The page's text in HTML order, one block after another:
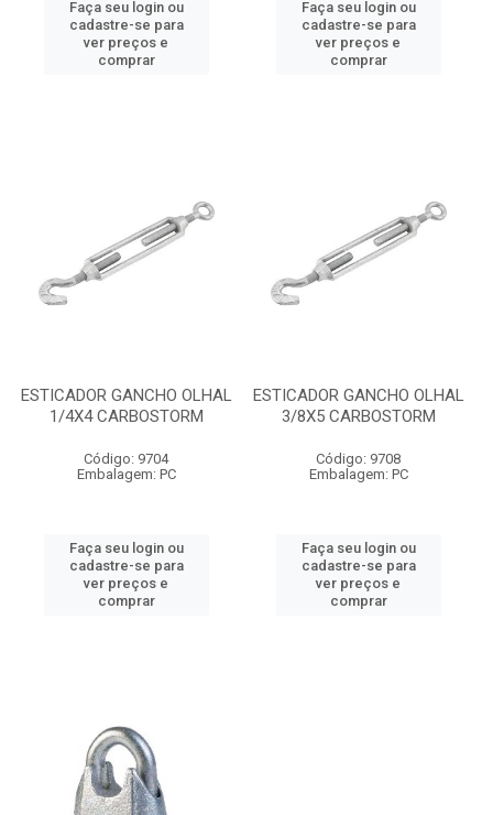
Faça seu login ou
cadastre-se para
ver preços e
comprar
Faça seu login ou
cadastre-se para
ver preços e
comprar
ESTICADOR GANCHO OLHAL
1/4X4 CARBOSTORM
Código: 9704
Embalagem: PC
Faça seu login ou
cadastre-se para
ver preços e
comprar
ESTICADOR GANCHO OLHAL
3/8X5 CARBOSTORM
Código: 9708
Embalagem: PC
Faça seu login ou
cadastre-se para
ver preços e
comprar